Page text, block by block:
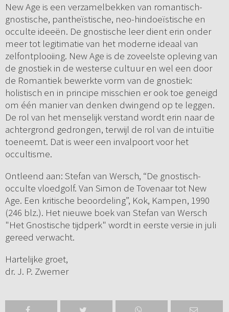
New Age is een verzamelbekken van romantisch-
gnostische, pantheïstische, neo-hindoeïstische en
occulte ideeën. De gnostische leer dient erin onder
meer tot legitimatie van het moderne ideaal van
zelfontplooiing. New Age is de zoveelste opleving van
de gnostiek in de westerse cultuur en wel een door
de Romantiek bewerkte vorm van de gnostiek:
holistisch en in principe misschien er ook toe geneigd
om één manier van denken dwingend op te leggen.
De rol van het menselijk verstand wordt erin naar de
achtergrond gedrongen, terwijl de rol van de intuïtie
toeneemt. Dat is weer een invalpoort voor het
occultisme.
Ontleend aan: Stefan van Wersch, “De gnostisch-
occulte vloedgolf. Van Simon de Tovenaar tot New
Age. Een kritische beoordeling”, Kok, Kampen, 1990
(246 blz.). Het nieuwe boek van Stefan van Wersch
"Het Gnostische tijdperk" wordt in eerste versie in juli
gereed verwacht.
Hartelijke groet,
dr. J. P. Zwemer